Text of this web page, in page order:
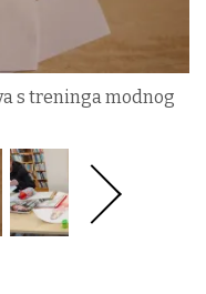
s treninga modnog